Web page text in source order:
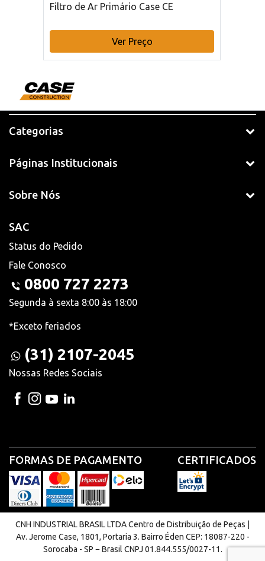
Filtro de Ar Primário Case CE
Ver Preço
Categorias
Páginas Institucionais
Sobre Nós
SAC
Status do Pedido
Fale Conosco
0800 727 2273
Segunda à sexta 8:00 às 18:00
*Exceto feriados
(31) 2107-2045
Nossas Redes Sociais
FORMAS DE PAGAMENTO CERTIFICADOS
CNH INDUSTRIAL BRASIL LTDA Centro de Distribuição de Peças |
Av. Jerome Case, 1801, Portaria 3. Bairro Éden CEP: 18087-220 -
Sorocaba - SP − Brasil CNPJ 01.844.555/0027-11.